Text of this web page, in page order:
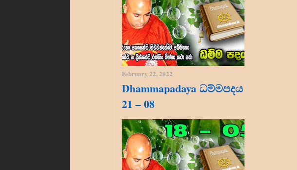
February 22, 2022
Dhammapadaya ධම්මපදය
21 – 08